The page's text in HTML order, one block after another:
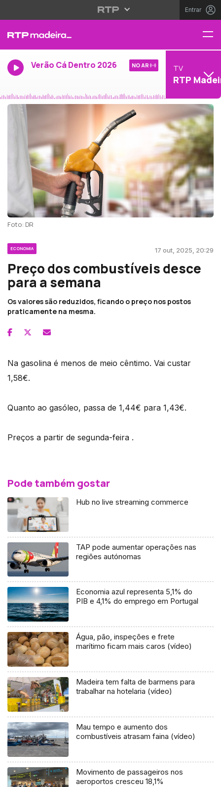
Entrar
Verão Cá Dentro 2026 NO AR TV
RTP
Foto: DR
ECONOMIA 17 out, 2025, 20:29
Preço dos combustíveis desce
para a semana
Os valores são reduzidos, ficando o preço nos postos
praticamente na mesma.
Na gasolina é menos de meio cêntimo. Vai custar
1,58€.
Quanto ao gasóleo, passa de 1,44€ para 1,43€.
Preços a partir de segunda-feira .
Pode também gostar
Hub no live streaming commerce
TAP pode aumentar operações nas
regiões autónomas
Economia azul representa 5,1% do
PIB e 4,1% do emprego em Portugal
Água, pão, inspeções e frete
marítimo ficam mais caros (vídeo)
Madeira tem falta de barmens para
trabalhar na hotelaria (vídeo)
Mau tempo e aumento dos
combustíveis atrasam faina (vídeo)
Movimento de passageiros nos
aeroportos cresceu 18,1%